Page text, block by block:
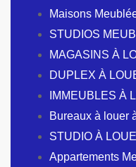
Maisons
STUDIOS
MAGASINS À
DUPLEX À
IMMEUBLES À
Bureaux à louer
STUDIO À
Appartements